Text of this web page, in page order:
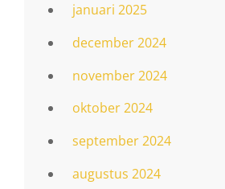
januari 2025
december 2024
november 2024
oktober 2024
september 2024
augustus 2024